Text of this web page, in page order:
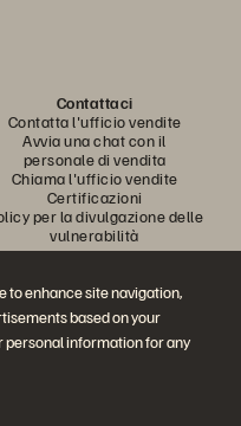
to enhance site navigation,
based on your
personal information for any
Contattaci
Contatta l'ufficio vendite
Avvia una chat con il
personale di vendita
Chiama l'ufficio vendite
Certificazioni
per la divulgazione delle
vulnerabilità
di Everpure